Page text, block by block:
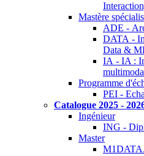
Mastère
ADE -
DATA -
Data &
IA - IA :
Programme
PEI -
Catalogue 2025 -
Ingénieur
ING -
Master